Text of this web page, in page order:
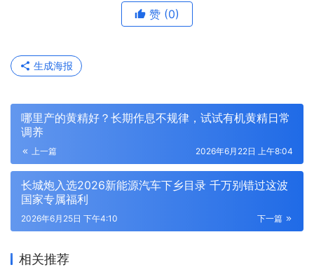
赞 (0)
生成海报
哪里产的黄精好？长期作息不规律，试试有机黄精日常
调养
上一篇 2026年6月22日 上午8:04
长城炮入选2026新能源汽车下乡目录 千万别错过这波
国家专属福利
下一篇
2026年6月25日 下午4:10
相关推荐